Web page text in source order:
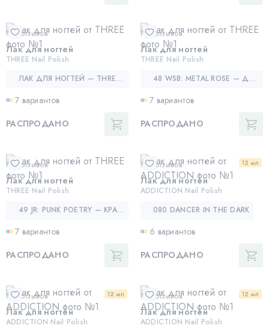
Нет отзывов
Лак для ногтей
THREE Nail Polish
ЛАК ДЛЯ НОГТЕЙ — THREE NAIL POLISH
7 вариантов
РАСПРОДАНО
Нет отзывов
Лак для ногтей
THREE Nail Polish
48 WSB: METAL ROSE — ДАМЧАТЫЙ КРАСНО-РОЗОВЫЙ
7 вариантов
РАСПРОДАНО
Нет отзывов
Лак для ногтей
THREE Nail Polish
49 JR: PUNK POETRY — КРАСНЫЙ С ОТЛИВОМ ХАКИ
7 вариантов
РАСПРОДАНО
12 мл
Нет отзывов
Лак для ногтей
ADDICTION Nail Polish
080 DANCER IN THE DARK
6 вариантов
РАСПРОДАНО
12 мл
Нет отзывов
Лак для ногтей
ADDICTION Nail Polish
12 мл
Нет отзывов
Лак для ногтей
ADDICTION Nail Polish